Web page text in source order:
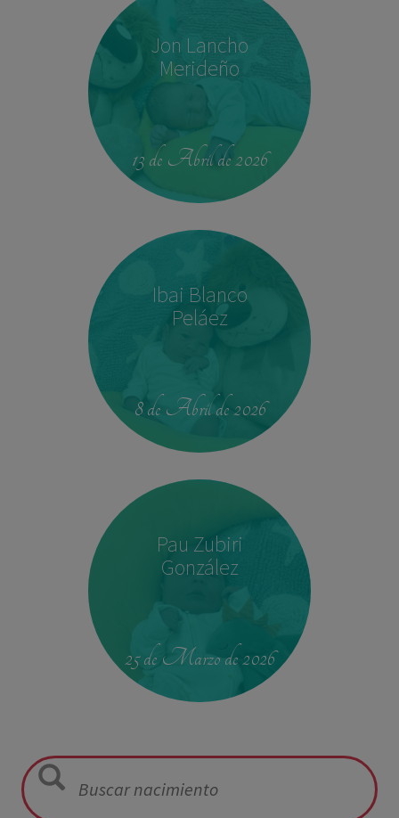
Jon Lancho
Merideño
13 de Abril de 2026
Ibai Blanco
Peláez
8 de Abril de 2026
Pau Zubiri
González
25 de Marzo de 2026